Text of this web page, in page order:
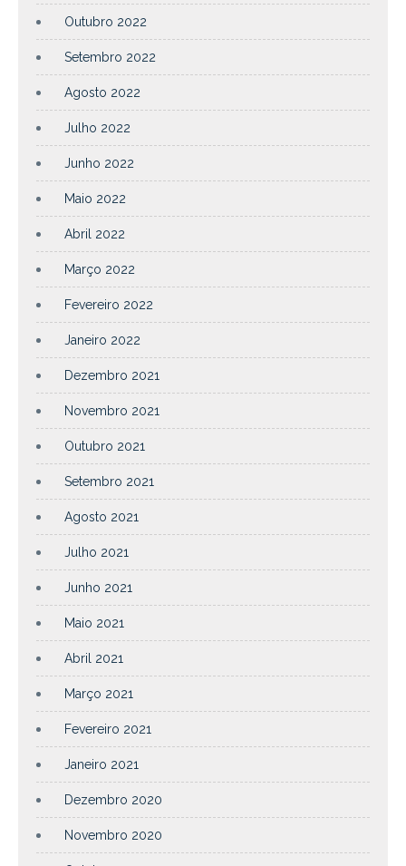
Outubro 2022
Setembro 2022
Agosto 2022
Julho 2022
Junho 2022
Maio 2022
Abril 2022
Março 2022
Fevereiro 2022
Janeiro 2022
Dezembro 2021
Novembro 2021
Outubro 2021
Setembro 2021
Agosto 2021
Julho 2021
Junho 2021
Maio 2021
Abril 2021
Março 2021
Fevereiro 2021
Janeiro 2021
Dezembro 2020
Novembro 2020